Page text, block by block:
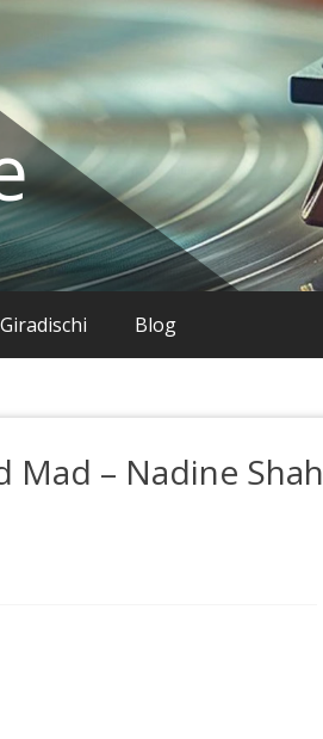
Giradischi Blog
Mad – Nadine Shah